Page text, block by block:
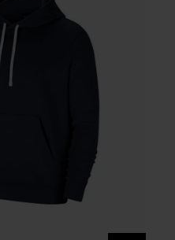
Zahlung & Versand